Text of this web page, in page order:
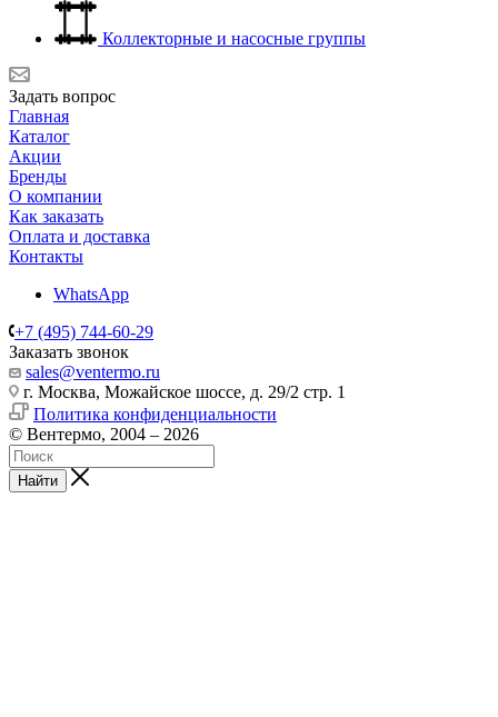
Коллекторные и насосные группы
Задать вопрос
Главная
Каталог
Акции
Бренды
О компании
Как заказать
Оплата и доставка
Контакты
WhatsApp
+7 (495) 744-60-29
Заказать звонок
sales@ventermo.ru
г. Москва, Можайское шоссе, д. 29/2 стр. 1
Политика конфиденциальности
© Вентермо, 2004 – 2026
Найти